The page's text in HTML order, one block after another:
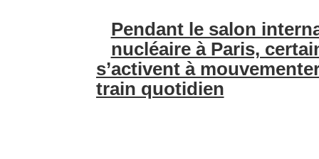
Pendant le salon
nucléaire à Paris,
s’activent à
train quotidien